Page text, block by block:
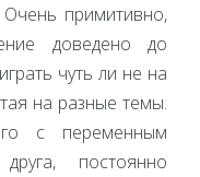
Очень примитивно,
доведено до
чуть ли не на
на разные темы.
с переменным
постоянно